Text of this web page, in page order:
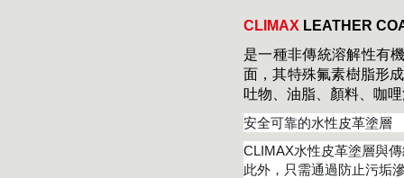
CLIMAX LEATHER
是一種非傳統溶解性有
面，其特殊氟素樹脂形
吐物、油脂、顏料、咖
安全可靠的水性皮革塗層
CLIMAX水性皮革塗層與
此外，只需通過防止污垢